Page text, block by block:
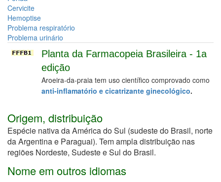
Cervicite
Hemoptise
Problema respiratório
Problema urinário
Planta da Farmacopeia Brasileira - 1a
edição
Aroeira-da-praia tem uso científico comprovado como
anti-inflamatório e cicatrizante ginecológico.
Origem, distribuição
Espécie nativa da América do Sul (sudeste do Brasil, norte
da Argentina e Paraguai). Tem ampla distribuição nas
regiões Nordeste, Sudeste e Sul do Brasil.
Nome em outros idiomas